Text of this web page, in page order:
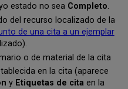
estado no sea Completo.
del recurso localizado de la
de una cita a un ejemplar
o de material de la cita
en la cita (aparece
y Etiquetas de citaen la